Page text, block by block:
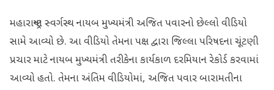
મહારાષ્ટ્રના સ્વર્ગસ્થ નાયબ મુખ્યમંત્રી અજિત પવારનો છેલ્લો વીડિયો
સામે આવ્યો છે. આ વીડિયો તેમના પક્ષ દ્વારા જિલ્લા પરિષદના ચૂંટણી
પ્રચાર માટે નાયબ મુખ્યમંત્રી તરીકેના કાર્યકાળ દરમિયાન રેકોર્ડ કરવામાં
આવ્યો હતો. તેમના અંતિમ વીડિયોમાં, અજિત પવાર બારામતીના